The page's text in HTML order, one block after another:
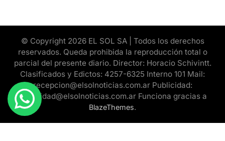
© Copyright 2026 EL SOL SA | Todos los derechos
reservados. Queda prohibida la reproducción total o
parcial del presente diario. Director: Horacio Schivintt.
Clasificados y Edictos: 4257-6325 Interno 101 Mail:
recepcion@elsolnoticias.com.ar Publicidad:
publicidad@elsolnoticias.com.ar Funciona gracias a
BlazeThemes.